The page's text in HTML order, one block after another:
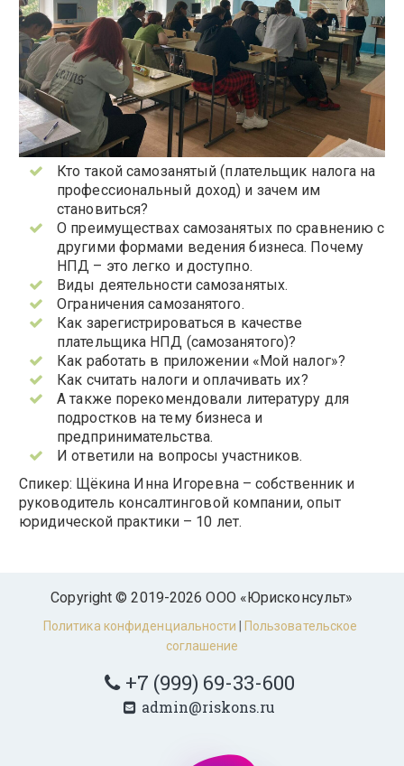
Кто такой самозанятый (плательщик налога на
профессиональный доход) и зачем им
становиться?
О преимуществах самозанятых по сравнению с
другими формами ведения бизнеса. Почему
НПД – это легко и доступно.
Виды деятельности самозанятых.
Ограничения самозанятого.
Как зарегистрироваться в качестве
плательщика НПД (самозанятого)?
Как работать в приложении «Мой налог»?
Как считать налоги и оплачивать их?
А также порекомендовали литературу для
подростков на тему бизнеса и
предпринимательства.
И ответили на вопросы участников.
Спикер: Щёкина Инна Игоревна – собственник и
руководитель консалтинговой компании, опыт
юридической практики – 10 лет.
Copyright © 2019-2026 ООО «Юрисконсульт»
Политика конфиденциальности
Пользовательское
соглашение
+7 (999) 69-33-600
admin@riskons.ru